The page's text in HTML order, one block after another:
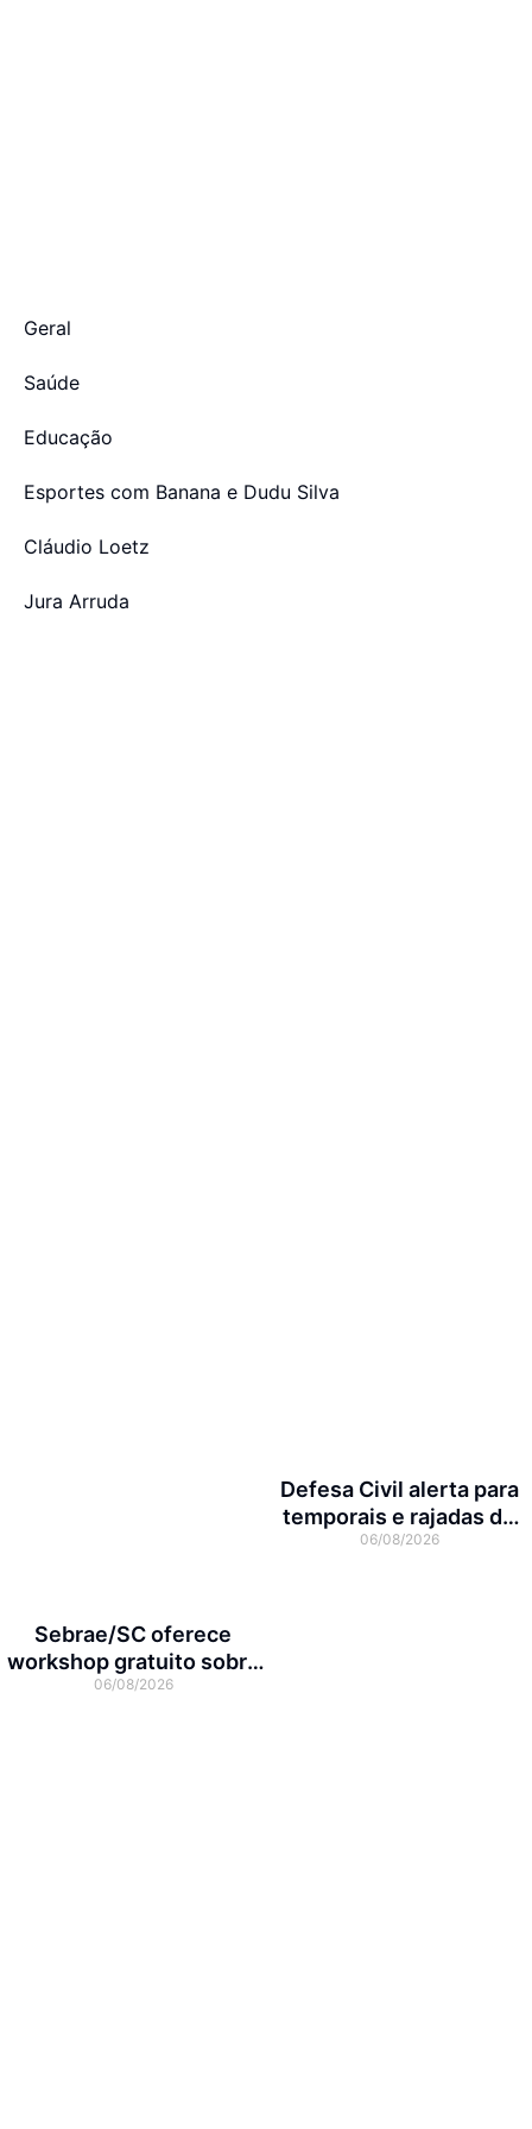
Geral
Saúde
Educação
Esportes com Banana e Dudu Silva
Cláudio Loetz
Jura Arruda
Sebrae/SC oferece
workshop gratuito sobre
franquias em Joinville
06/08/2026
Defesa Civil alerta para
temporais e rajadas de
vento de até 70 km/h em
06/08/2026